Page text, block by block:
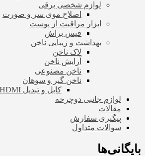
لوازم شخصی برقی
اصلاح موی سر و صورت
ابزار مراقبت از پوست
فیس براش
بهداشت و زیبایی ناخن
لاک ناخن
آرایش ناخن
ناخن مصنوعی
ناخن گیر و سوهان
کابل و تبدیل HDMI
لوازم جانبی دوچرخه
مقالات
پیگیری سفارش
سوالات متداول
بایگانی‌ها